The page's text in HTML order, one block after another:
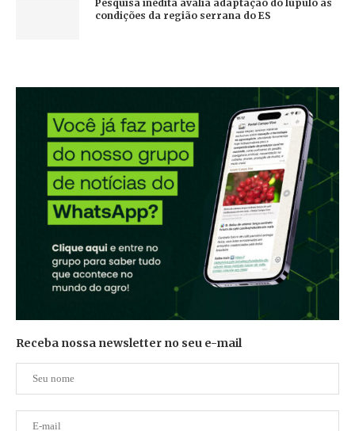
Pesquisa inédita avalia adaptação do lúpulo às
condições da região serrana do ES
Receba nossa newsletter no seu e-mail